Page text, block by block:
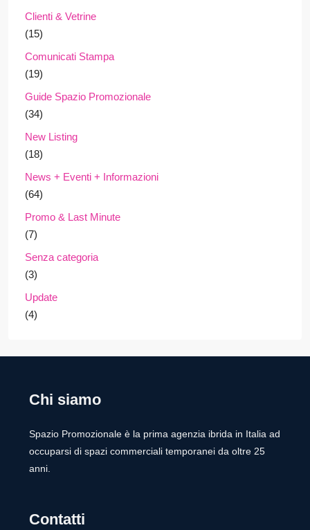
Clienti & Vetrine
(15)
Comunicati Stampa
(19)
Guide Spazio Promozionale
(34)
New Listing
(18)
News + Eventi + Informazioni
(64)
Promo & Last Minute
(7)
Senza categoria
(3)
Update
(4)
Chi siamo
Spazio Promozionale è la prima agenzia ibrida in Italia ad
occuparsi di spazi commerciali temporanei da oltre 25
anni.
Contatti